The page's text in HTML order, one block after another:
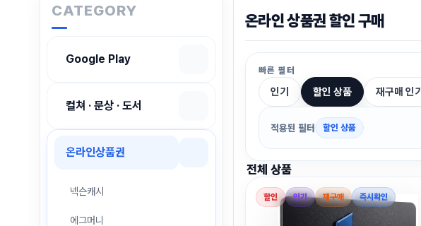
CATEGORY
Google Play
컬쳐 · 문상 · 도서
온라인상품권
넥슨캐시
에그머니
온라인 상품권 할인 구매
빠른 필터
인기 할인 상품 재구매 인기
적용된 필터 할인 상품
전체 상품
할인 인기 재구매 즉시확인